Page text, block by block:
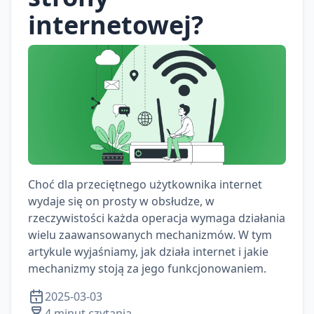
internetowej?
Choć dla przeciętnego użytkownika internet
wydaje się on prosty w obsłudze, w
rzeczywistości każda operacja wymaga działania
wielu zaawansowanych mechanizmów. W tym
artykule wyjaśniamy, jak działa internet i jakie
mechanizmy stoją za jego funkcjonowaniem.
2025-03-03